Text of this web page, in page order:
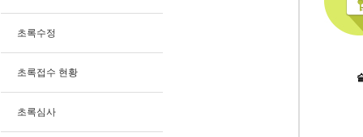
초록수정
초록접수 현황
초록심사